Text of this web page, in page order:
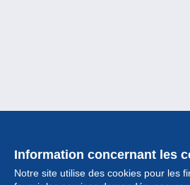
Information concernant les
Notre site utilise des cookies pour les